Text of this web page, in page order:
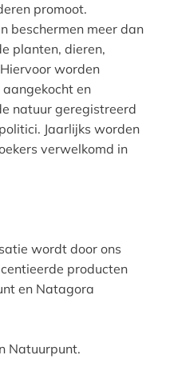
promoot.
beschermen meer dan
planten, dieren,
worden
en
natuur geregistreerd
Jaarlijks worden
verwelkomd in
wordt door ons
producten
en Natagora
Natuurpunt.